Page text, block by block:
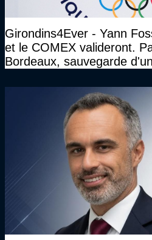
Girondins4Ever - Yann
et le COMEX valideront.
Bordeaux, sauvegarde